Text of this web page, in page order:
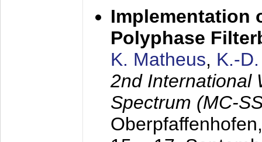
Implementation
Polyphase
K. Matheus, K.-
2nd International
Spectrum (MC-